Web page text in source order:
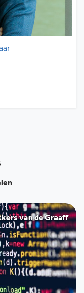
van de Graaff